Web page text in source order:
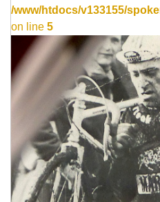
/www/htdocs/v133155/
on line 5